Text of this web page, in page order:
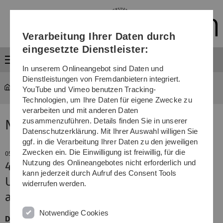
Direkt
Direkt
Direkt
(Sprache,
Drucken,
Media)
Direkt
Direkt
News
05. Juli 2010
43. Jahrestag:
Uni Ulm setzt bei Exzellenzinitiative
auf Quantentechnologie
Die Universität Ulm setzt in der zweiten Runde der so
Verarbeitung Ihrer Daten durch
eingesetzte Dienstleister:
In unserem Onlineangebot sind Daten und
Dienstleistungen von Fremdanbietern integriert.
YouTube und Vimeo benutzen Tracking-
Technologien, um Ihre Daten für eigene Zwecke zu
verarbeiten und mit anderen Daten
zusammenzuführen. Details finden Sie in unserer
Datenschutzerklärung. Mit Ihrer Auswahl willigen Sie
ggf. in die Verarbeitung Ihrer Daten zu den jeweiligen
Zwecken ein. Die Einwilligung ist freiwillig, für die
Nutzung des Onlineangebotes nicht erforderlich und
kann jederzeit durch Aufruf des Consent Tools
widerrufen werden.
Notwendige Cookies